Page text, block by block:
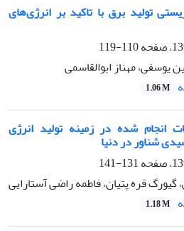
تولید برق با تاکید بر انرژی‌های
110-119
مهناز ابوالقاسمی
1.06 M
انجام شده در زمینه تولید انرژی
شناور در دنیا
131-141
قره پتیان، فاطمه راضی آستارایی
1.18 M